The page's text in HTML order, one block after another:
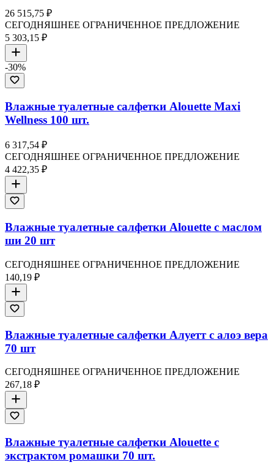
26 515,75 ₽
СЕГОДНЯШНЕЕ ОГРАНИЧЕННОЕ ПРЕДЛОЖЕНИЕ
5 303,15 ₽
-30%
Влажные туалетные салфетки Alouette Maxi
Wellness 100 шт.
6 317,54 ₽
СЕГОДНЯШНЕЕ ОГРАНИЧЕННОЕ ПРЕДЛОЖЕНИЕ
4 422,35 ₽
Влажные туалетные салфетки Alouette с маслом
ши 20 шт
СЕГОДНЯШНЕЕ ОГРАНИЧЕННОЕ ПРЕДЛОЖЕНИЕ
140,19 ₽
Влажные туалетные салфетки Алуетт с алоэ вера
70 шт
СЕГОДНЯШНЕЕ ОГРАНИЧЕННОЕ ПРЕДЛОЖЕНИЕ
267,18 ₽
Влажные туалетные салфетки Alouette с
экстрактом ромашки 70 шт.